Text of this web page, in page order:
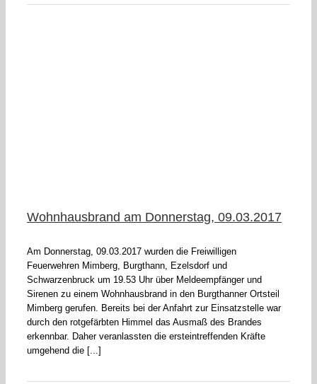
Wohnhausbrand am Donnerstag, 09.03.2017
Am Donnerstag, 09.03.2017 wurden die Freiwilligen
Feuerwehren Mimberg, Burgthann, Ezelsdorf und
Schwarzenbruck um 19.53 Uhr über Meldeempfänger und
Sirenen zu einem Wohnhausbrand in den Burgthanner Ortsteil
Mimberg gerufen. Bereits bei der Anfahrt zur Einsatzstelle war
durch den rotgefärbten Himmel das Ausmaß des Brandes
erkennbar. Daher veranlassten die ersteintreffenden Kräfte
umgehend die [...]